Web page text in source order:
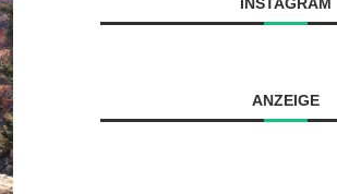
ANZEIGE